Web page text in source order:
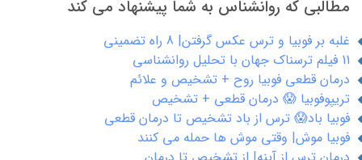
مطالبی که روانشناس به شما پیشنهاد می کند
غلبه بر فوبیا و ترس عکس گرفتن| 8 راه تضمینی
11 فیلم ترسناک جهان با تحلیل روانشناسی
درمان قطعی فوبیا روح + تشخیص و علائم
تریپوفوبیا 😱 درمان قطعی + تشخیص
فوبیا باد😱 ترس از باد تشخیص تا درمان قطعی
فوبیا موش| وقتی موش ها حمله می کنند